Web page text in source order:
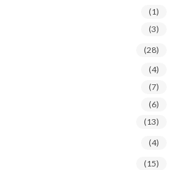
(1)
(3)
(28)
(4)
(7)
(6)
(13)
(4)
(15)